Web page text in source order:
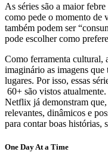
As séries são a maior
como pede o momento de
também podem ser
pode escolher como
Como ferramenta cultural,
imaginário as imagens que
lugares. Por isso, essas
60+ são vistos
Netflix já demonstram
relevantes, dinâmicos e
para contar boas histórias,
One Day At a Time